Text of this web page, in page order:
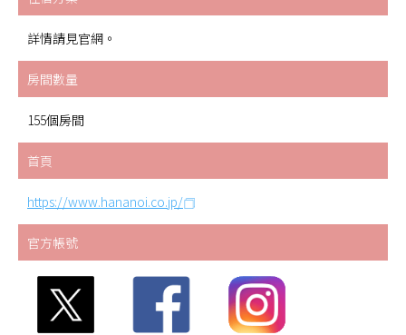
詳情請見官網。
房間數量
155個房間
首頁
https://www.hananoi.co.jp/
官方帳號